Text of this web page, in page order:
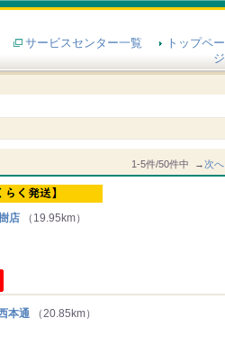
サービスセンター一覧
トップペー
ジ
1-5件/50件中 →次へ
店 （19.95km）
通 （20.85km）